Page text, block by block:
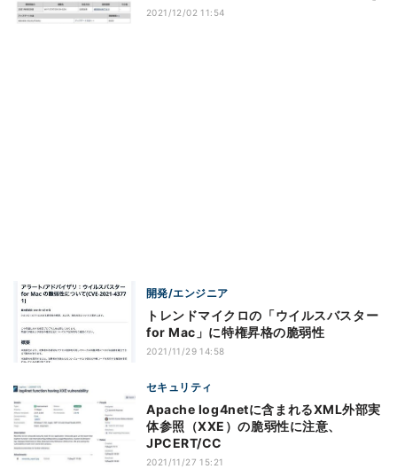
2021/12/02 11:54
開発/エンジニア
トレンドマイクロの「ウイルスバスター
for Mac」に特権昇格の脆弱性
2021/11/29 14:58
セキュリティ
Apache log4netに含まれるXML外部実
体参照（XXE）の脆弱性に注意、
JPCERT/CC
2021/11/27 15:21